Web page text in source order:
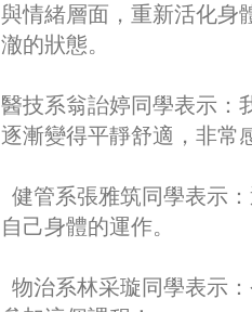
與情緒層面，重新活化身
澈的狀態。
醫技系翁詒婷同學表示：
逐漸變得平靜舒適，非常
健管系張雅筑同學表示
自己身體的運作。
物治系林采璇同學表示